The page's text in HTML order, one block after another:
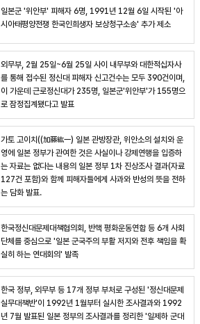
일본군 '위안부' 피해자 6명, 1991년 12월 6일 시작된 '아
시아태평양전쟁 한국인희생자 보상청구소송' 추가 제소
외무부, 2월 25일~6월 25일 사이 내무부와 대한적십자사
를 통해 접수된 정신대 피해자 신고건수는 모두 390건이며,
이 가운데 근로정신대가 235명, 일본군'위안부'가 155명으
로 잠정집계됐다고 발표
가토 고이치((加藤紘一) 일본 관방장관, 위안소의 설치와 운
영에 일본 정부가 관여한 것은 사실이나 강제연행을 입증하
는 자료는 없다는 내용의 일본 정부 1차 진상조사 결과(자료
127건 포함)와 함께 피해자들에게 사과와 반성의 뜻을 전하
는 담화 발표.
한국정신대문제대책협의회, 반핵 평화운동연합 등 6개 사회
단체를 중심으로 '일본 군국주의 부활 저지와 전후 책임을 확
실히 하는 연대회의' 발족
한국 정부, 외무부 등 17개 정부 부처로 구성된 '정신대문제
실무대책반'이 1992년 1월부터 실시한 조사결과와 1992
년 7월 발표된 일본 정부의 조사결과를 정리한 '일제하 군대